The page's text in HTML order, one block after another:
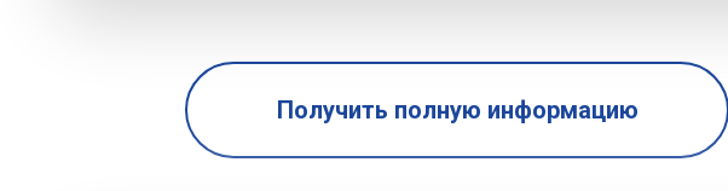
Получить полную информацию